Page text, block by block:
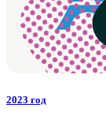
2023 год